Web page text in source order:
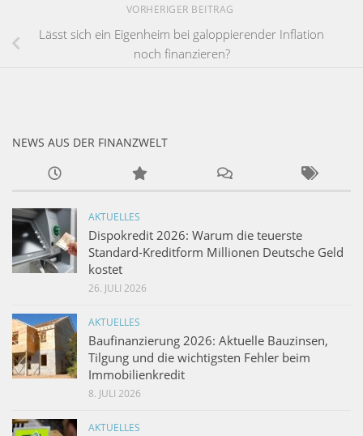
VORHERIGER BEITRAG
Lässt sich ein Eigenheim bei galoppierender Inflation
noch finanzieren?
NEWS AUS DER FINANZWELT
AKTUELLES
Dispokredit 2026: Warum die teuerste
Standard-Kreditform Millionen Deutsche Geld
kostet
26. JULI 2026
AKTUELLES
Baufinanzierung 2026: Aktuelle Bauzinsen,
Tilgung und die wichtigsten Fehler beim
Immobilienkredit
8. JULI 2026
AKTUELLES